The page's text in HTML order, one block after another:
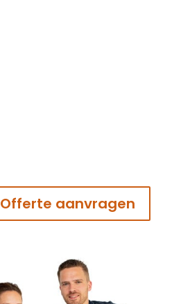
Offerte aanvragen